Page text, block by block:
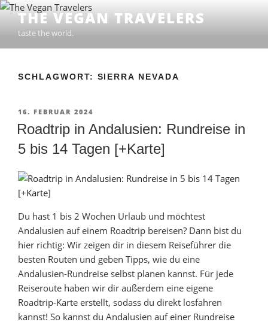
Zum
Inhalt
springen
THE VEGAN TRAVELERS
taste the world.
SCHLAGWORT: SIERRA NEVADA
VERÖFFENTLICHT
AM
16. FEBRUAR 2024
Roadtrip in Andalusien: Rundreise in
5 bis 14 Tagen [+Karte]
Du hast 1 bis 2 Wochen Urlaub und möchtest
Andalusien auf einem Roadtrip bereisen? Dann bist du
hier richtig: Wir zeigen dir in diesem Reiseführer die
besten Routen und geben Tipps, wie du eine
Andalusien-Rundreise selbst planen kannst. Für jede
Reiseroute haben wir dir außerdem eine eigene
Roadtrip-Karte erstellt, sodass du direkt losfahren
kannst! So kannst du Andalusien auf einer Rundreise